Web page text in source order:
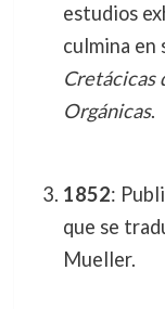
estudios
culmina en
Cretácicas
Orgánicas.
1852:
que se
Mueller.